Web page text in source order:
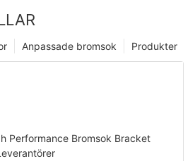
Produkter
Anpassade bromsok